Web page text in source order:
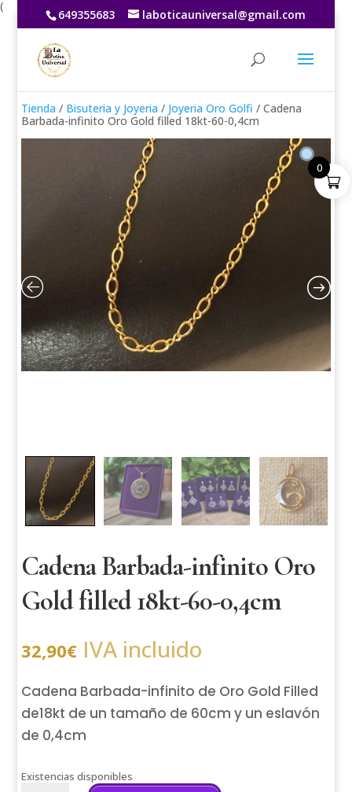
(
649355683 laboticauniversal@gmail.com
Tienda / Bisuteria y Joyeria / Joyeria Oro Golfi / Cadena
Barbada-infinito Oro Gold filled 18kt-60-0,4cm
Cadena Barbada-infinito Oro
Gold filled 18kt-60-0,4cm
32,90€ IVA incluido
Cadena Barbada-infinito de Oro Gold Filled
de18kt de un tamaño de 60cm y un eslavón
de 0,4cm
Existencias disponibles
0